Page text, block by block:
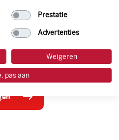
toch lager zijn dan betaal je
Zo ben je altijd verzekerd
Prestatie
Advertenties
Weigeren
pas aan